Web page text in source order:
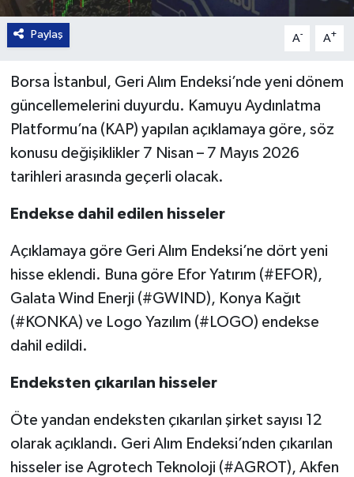
Paylaş A- A+
Borsa İstanbul, Geri Alım Endeksi’nde yeni dönem
güncellemelerini duyurdu. Kamuyu Aydınlatma
Platformu’na (KAP) yapılan açıklamaya göre, söz
konusu değişiklikler 7 Nisan – 7 Mayıs 2026
tarihleri arasında geçerli olacak.
Endekse dahil edilen hisseler
Açıklamaya göre Geri Alım Endeksi’ne dört yeni
hisse eklendi. Buna göre Efor Yatırım (#EFOR),
Galata Wind Enerji (#GWIND), Konya Kağıt
(#KONKA) ve Logo Yazılım (#LOGO) endekse
dahil edildi.
Endeksten çıkarılan hisseler
Öte yandan endeksten çıkarılan şirket sayısı 12
olarak açıklandı. Geri Alım Endeksi’nden çıkarılan
hisseler ise Agrotech Teknoloji (#AGROT), Akfen